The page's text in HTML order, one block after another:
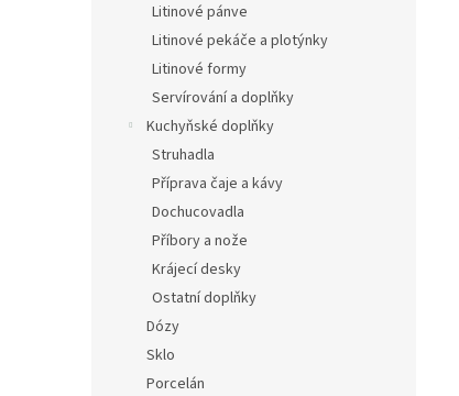
Litinové pánve
Litinové pekáče a plotýnky
Litinové formy
Servírování a doplňky
Kuchyňské doplňky
Struhadla
Příprava čaje a kávy
Dochucovadla
Příbory a nože
Krájecí desky
Ostatní doplňky
Dózy
Sklo
Porcelán